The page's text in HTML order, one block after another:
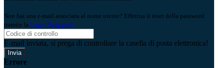
Non hai una e-mail associata al nome utente? Effettua il reset della password
tramite la Login Spaggiari
E-mail inviata, si prega di controllare la casella di posta elettronica!
Errore